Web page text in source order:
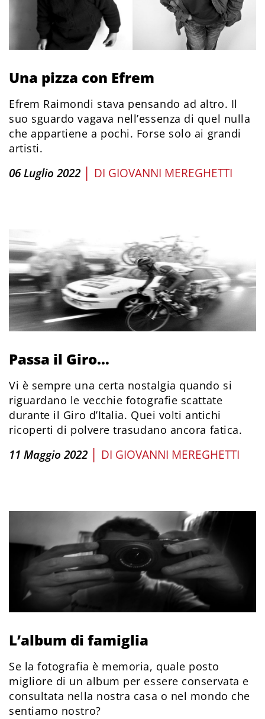
Una pizza con Efrem
Efrem Raimondi stava pensando ad altro. Il
suo sguardo vagava nell’essenza di quel nulla
che appartiene a pochi. Forse solo ai grandi
artisti.
06 Luglio 2022 | DI GIOVANNI MEREGHETTI
Passa il Giro…
Vi è sempre una certa nostalgia quando si
riguardano le vecchie fotografie scattate
durante il Giro d’Italia. Quei volti antichi
ricoperti di polvere trasudano ancora fatica.
11 Maggio 2022 | DI GIOVANNI MEREGHETTI
L’album di famiglia
Se la fotografia è memoria, quale posto
migliore di un album per essere conservata e
consultata nella nostra casa o nel mondo che
sentiamo nostro?